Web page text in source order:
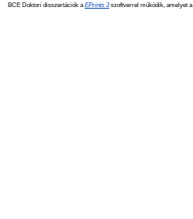
BCE Doktori disszertációk a EPrints 3szoftverrel működik, amelyet a